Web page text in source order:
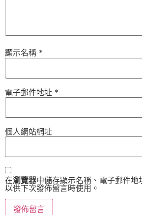
顯示名稱 *
電子郵件地址 *
個人網站網址
在瀏覽器中儲存顯示名稱、電子郵件地
以供下次發佈留言時使用。